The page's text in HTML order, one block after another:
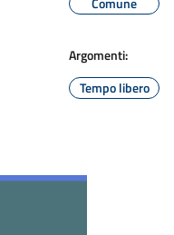
Argomenti:
Tempo libero